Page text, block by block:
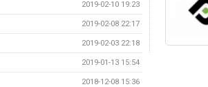
2019-02-10 19:23
2019-02-08 22:17
2019-02-03 22:18
2019-01-13 15:54
2018-12-08 15:36